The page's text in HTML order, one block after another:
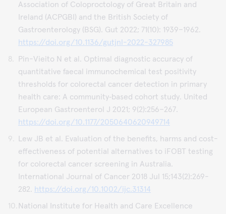
Association of Coloproctology of Great Britain and
Ireland (ACPGBI) and the British Society of
Gastroenterology (BSG). Gut 2022; 71(10): 1939–1962.
https://doi.org/10.1136/gutjnl-2022-327985
Pin-Vieito N et al. Optimal diagnostic accuracy of
quantitative faecal immunochemical test positivity
thresholds for colorectal cancer detection in primary
health care: A community‐based cohort study. United
European Gastroenterol J 2021; 9(2):256–267.
https://doi.org/10.1177/2050640620949714
Lew JB et al. Evaluation of the benefits, harms and cost-
effectiveness of potential alternatives to iFOBT testing
for colorectal cancer screening in Australia.
International Journal of Cancer 2018 Jul 15;143(2):269-
282. https://doi.org/10.1002/ijc.31314
National Institute for Health and Care Excellence